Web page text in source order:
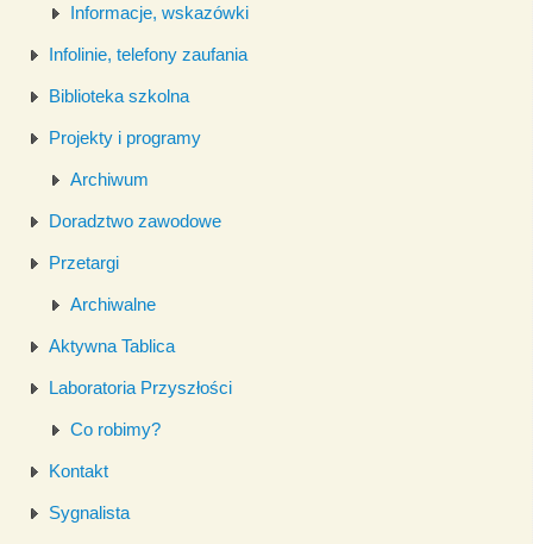
Informacje, wskazówki
Infolinie, telefony zaufania
Biblioteka szkolna
Projekty i programy
Archiwum
Doradztwo zawodowe
Przetargi
Archiwalne
Aktywna Tablica
Laboratoria Przyszłości
Co robimy?
Kontakt
Sygnalista